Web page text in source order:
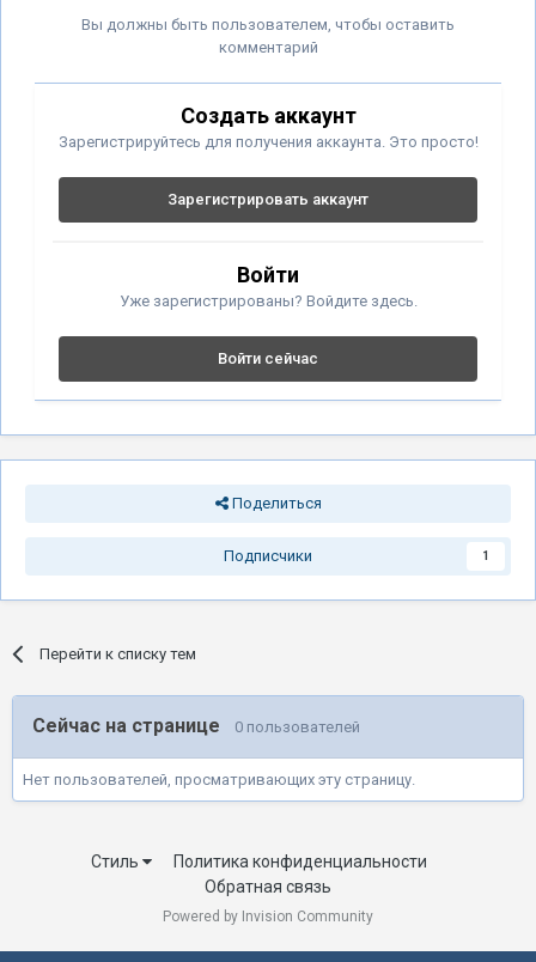
Вы должны быть пользователем, чтобы оставить
комментарий
Создать аккаунт
Зарегистрируйтесь для получения аккаунта. Это просто!
Зарегистрировать аккаунт
Войти
Уже зарегистрированы? Войдите здесь.
Войти сейчас
Поделиться
Подписчики 1
Перейти к списку тем
Сейчас на странице 0 пользователей
Нет пользователей, просматривающих эту страницу.
Стиль
Политика конфиденциальности
Обратная связь
Powered by Invision Community